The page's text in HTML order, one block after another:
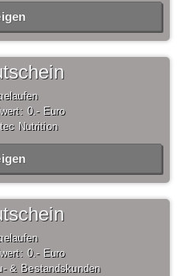
0,- Euro
Nutrition
0,- Euro
& Bestandskunden